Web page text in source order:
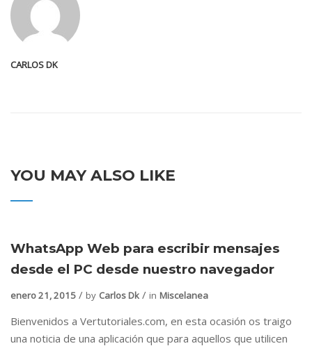
CARLOS DK
YOU MAY ALSO LIKE
WhatsApp Web para escribir mensajes
desde el PC desde nuestro navegador
enero 21, 2015 by Carlos Dk in Miscelanea
Bienvenidos a Vertutoriales.com, en esta ocasión os traigo
una noticia de una aplicación que para aquellos que utilicen